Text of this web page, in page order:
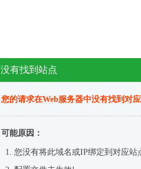
没有找到站点
您的请求在Web服务器中没有找到对
可能原因：
您没有将此域名或IP绑定到对应站